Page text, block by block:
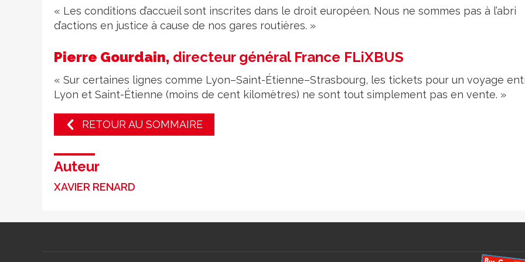
« Les conditions d’accueil sont inscrites dans le droit européen. Nous ne sommes pas à l’abri
d’actions en justice à cause de nos gares routières. »
Pierre Gourdain, directeur général France FLiXBUS
« Sur certaines lignes comme Lyon–Saint-Étienne–Strasbourg, les tickets pour un voyage
Lyon et Saint-Étienne (moins de cent kilomètres) ne sont tout simplement pas en vente. »
RETOUR AU SOMMAIRE
Auteur
XAVIER RENARD